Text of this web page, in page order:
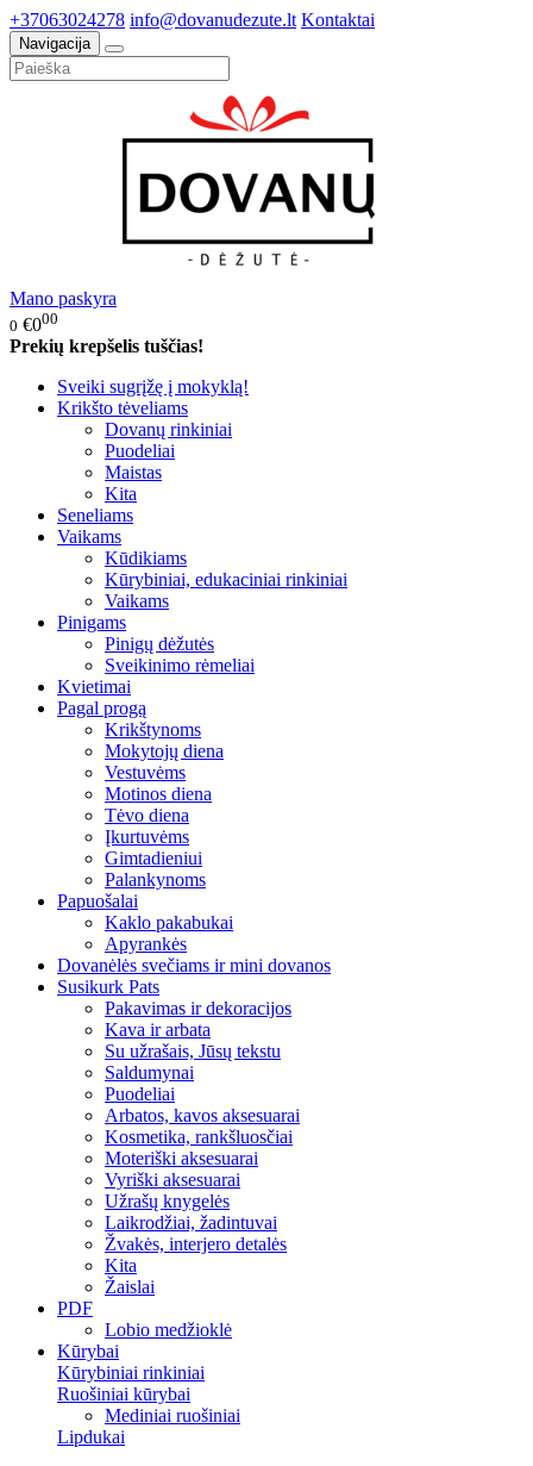
+37063024278 info@dovanudezute.lt Kontaktai
Navigacija
Mano paskyra
0 €000
Prekių krepšelis tuščias!
Sveiki sugrįžę į mokyklą!
Krikšto tėveliams
Dovanų rinkiniai
Puodeliai
Maistas
Kita
Seneliams
Vaikams
Kūdikiams
Kūrybiniai, edukaciniai rinkiniai
Vaikams
Pinigams
Pinigų dėžutės
Sveikinimo rėmeliai
Kvietimai
Pagal progą
Krikštynoms
Mokytojų diena
Vestuvėms
Motinos diena
Tėvo diena
Įkurtuvėms
Gimtadieniui
Palankynoms
Papuošalai
Kaklo pakabukai
Apyrankės
Dovanėlės svečiams ir mini dovanos
Susikurk Pats
Pakavimas ir dekoracijos
Kava ir arbata
Su užrašais, Jūsų tekstu
Saldumynai
Puodeliai
Arbatos, kavos aksesuarai
Kosmetika, rankšluosčiai
Moteriški aksesuarai
Vyriški aksesuarai
Užrašų knygelės
Laikrodžiai, žadintuvai
Žvakės, interjero detalės
Kita
Žaislai
PDF
Lobio medžioklė
Kūrybai
Kūrybiniai rinkiniai
Ruošiniai kūrybai
Mediniai ruošiniai
Lipdukai